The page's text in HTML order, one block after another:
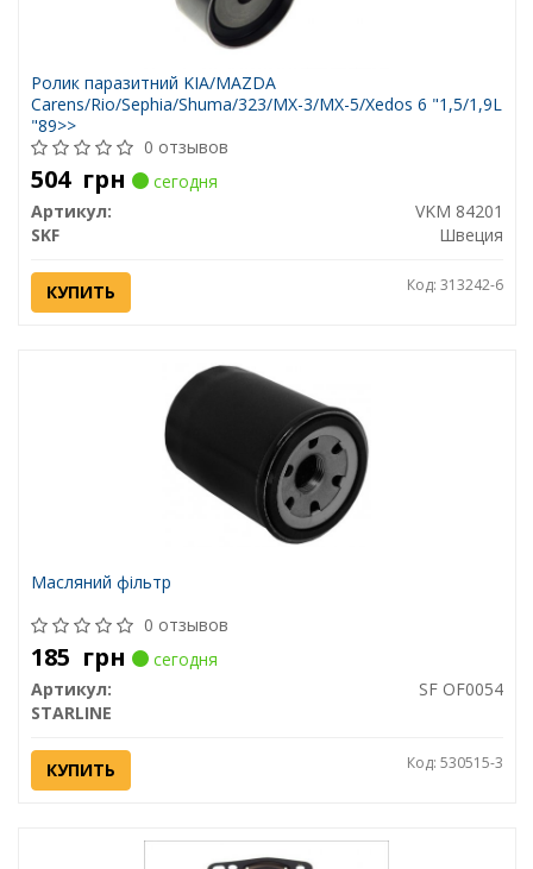
Ролик паразитний KIA/MAZDA
Carens/Rio/Sephia/Shuma/323/MX-3/MX-5/Xedos 6 "1,5/1,9L
"89>>
0 отзывов
504 грн
сегодня
Артикул:
VKM 84201
SKF
Швеция
КУПИТЬ Код: 313242-6
Масляний фільтр
0 отзывов
185 грн
сегодня
Артикул:
SF OF0054
STARLINE
КУПИТЬ Код: 530515-3